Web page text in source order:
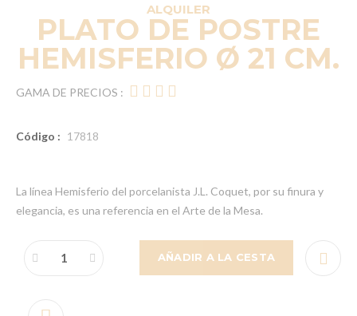
ALQUILER
PLATO DE POSTRE
HEMISFERIO Ø 21 CM.
GAMA DE PRECIOS :
Código : 17818
La línea Hemisferio del porcelanista J.L. Coquet, por su finura y
elegancia, es una referencia en el Arte de la Mesa.
AÑADIR A LA CESTA